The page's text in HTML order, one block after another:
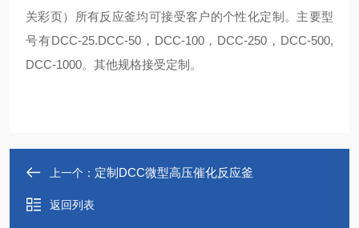
关彩页）所有反应釜均可接受客户的个性化定制。主要型
号有DCC-25.DCC-50，DCC-100，DCC-250，DCC-500,
DCC-1000。其他规格接受定制。
上一个： 定制DCC微型高压催化反应釜
返回列表